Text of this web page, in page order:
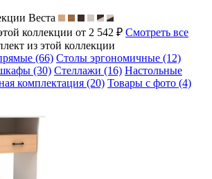
Веста
коллекции от 2 542 ₽ Смотреть все
из этой коллекции
(66) Столы эргономичные (12)
(30) Стеллажи (16) Настольные
комплектация (20) Товары с фото (4)